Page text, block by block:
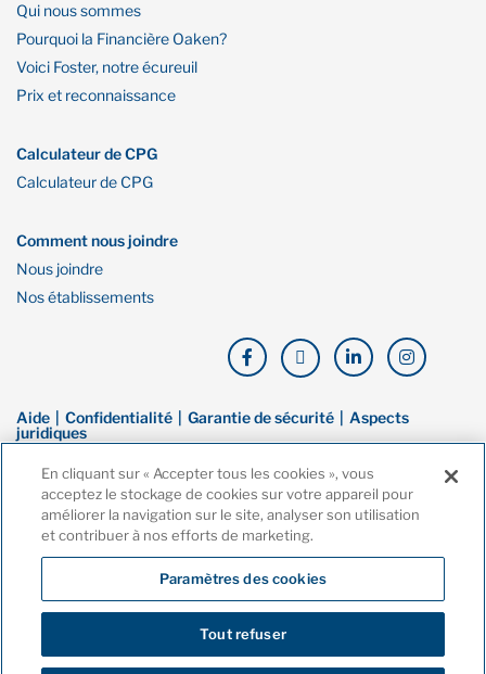
Qui nous sommes
Pourquoi la Financière Oaken?
Voici Foster, notre écureuil
Prix et reconnaissance
Calculateur de CPG
Calculateur de CPG
Comment nous joindre
Nous joindre
Nos établissements
Aide Confidentialité Garantie de sécurité
Aspects
juridiques
© Droit d’auteur de Financière Oaken. Tous droits réservés. La Financière
Oaken est une marque de commerce de Banque Home, une filiale en
propriété exclusive de la Compagnie Home Trust. Ces dernières sont
toutes deux membres de la Société d’assurance-dépôts du Canada
(SADC).
En cliquant sur « Accepter tous les cookies », vous
acceptez le stockage de cookies sur votre appareil pour
améliorer la navigation sur le site, analyser son utilisation
et contribuer à nos efforts de marketing.
Paramètres des cookies
Tout refuser